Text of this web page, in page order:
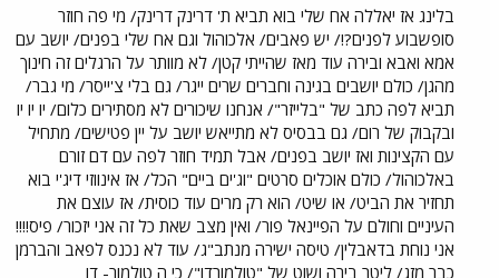
בלינג אז יאללה אח שלי בוא תביא ת' דרינק דרינק/ מי פה חוזר
סופשבוע לפנים?!/ יש פאבים/ אלכוהול וגם אח שלי בפנים/ יושב עם
אמא ואבא ובירה עוד מאז שהייתי קטן/ לא מוותר על הרגלים זה חינוך
מהגן/ כולם יושבים בגינה וחברים שרים ייגר/ גם בלי צ'ייסר/ מי גבר/
תביא לפה כתב של "בלייזר"/ אנחנו שיכורים לא מסתירים כלום/ יו יו יו
ובקבוק של רום/ גם בבסיס לא מתייאש יושב על יין פטישים/ מתחיל
עם הקצינות ואז יושב בפנים/ אבל תמיד חוזר לפה עם דם זורם
באלכוהול/ כולם אוכלים סרטים "וג'ים ביים" הכל/ אז אינווזי דיג'י בוא
תחזיר את הביט/ או שיט/ הוא רק מרים עוד כוסית/ אז עוצם את
העיניים וחולם על הפיינאל פור/ ואין מצב שאת כל זה אני יזכור/ פיס!!!!
אני נוחת בדאבלין/ טיסה ישירה מנתב"ג/ עוד לא נכנס לפאב והברמן
כבר מזג/ ליטר בירה ושוט של "טולמורדו"/ כי ה טולמור- דו